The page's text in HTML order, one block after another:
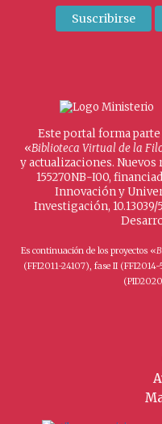
Este portal forma
«Biblioteca Virtual de la
y actualizaciones.
155270NB-I00,
Innovación y
Investigación, 10.13039/
Es continuación de los proyectos «
(FFI2011-24107), fase II